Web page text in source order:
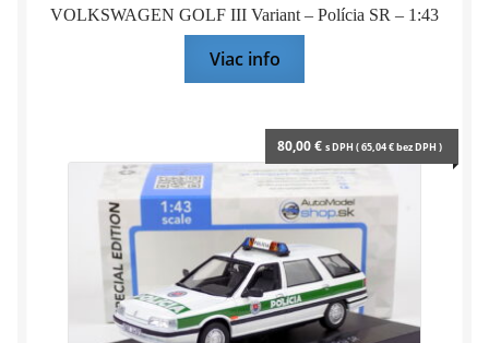
VOLKSWAGEN GOLF III Variant – Polícia SR – 1:43
Viac info
80,00€ s DPH (65,04€bez DPH )